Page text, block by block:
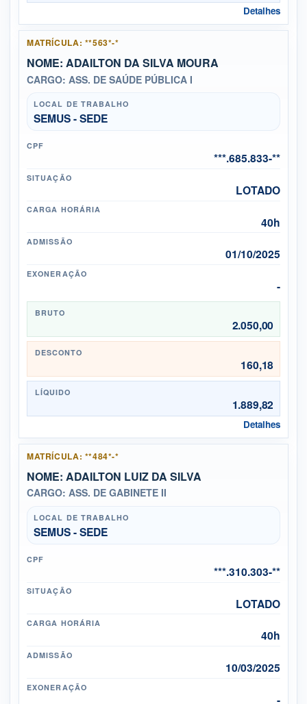
Detalhes
MATRÍCULA: **563*-*
NOME: ADAILTON DA SILVA MOURA
CARGO: ASS. DE SAÚDE PÚBLICA I
LOCAL DE TRABALHO
SEMUS - SEDE
CPF
***.685.833-**
SITUAÇÃO
LOTADO
CARGA HORÁRIA
40h
ADMISSÃO
01/10/2025
EXONERAÇÃO
-
BRUTO
2.050,00
DESCONTO
160,18
LÍQUIDO
1.889,82
Detalhes
MATRÍCULA: **484*-*
NOME: ADAILTON LUIZ DA SILVA
CARGO: ASS. DE GABINETE II
LOCAL DE TRABALHO
SEMUS - SEDE
CPF
***.310.303-**
SITUAÇÃO
LOTADO
CARGA HORÁRIA
40h
ADMISSÃO
10/03/2025
EXONERAÇÃO
-